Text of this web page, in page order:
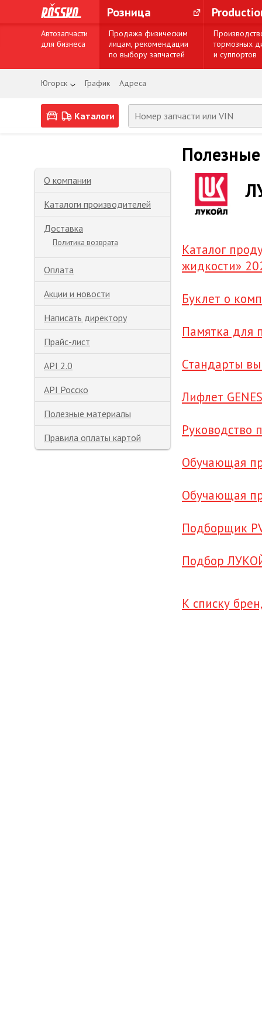
Розница
Автозапчасти
для бизнеса
Продажа физическим
лицам, рекомендации
по выбору запчастей
тормозных
и суппортов
Югорск График Адреса
Каталоги
О компании
Каталоги производителей
Доставка
Политика возврата
Оплата
Акции и новости
Написать директору
Прайс-лист
API 2.0
API Росско
Полезные материалы
Правила оплаты картой
Каталог
жидкости»
Буклет о
Памятка для
Стандарты
Лифлет
Руководство
Обучающая
Обучающая
Подборщик
Подбор
К списку